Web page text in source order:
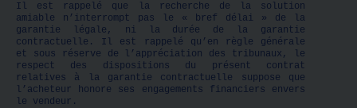
Il est rappelé que la recherche de la solution
amiable n’interrompt pas le « bref délai » de la
garantie légale, ni la durée de la garantie
contractuelle. Il est rappelé qu’en règle générale
et sous réserve de l’appréciation des tribunaux, le
respect des dispositions du présent contrat
relatives à la garantie contractuelle suppose que
l’acheteur honore ses engagements financiers envers
le vendeur.